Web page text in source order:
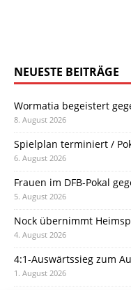
NEUESTE BEITRÄGE
Wormatia begeistert
8. August 2026
Spielplan terminiert /
6. August 2026
Frauen im DFB-Pokal
5. August 2026
Nock übernimmt
4. August 2026
4:1-Auswärtssieg zum
1. August 2026